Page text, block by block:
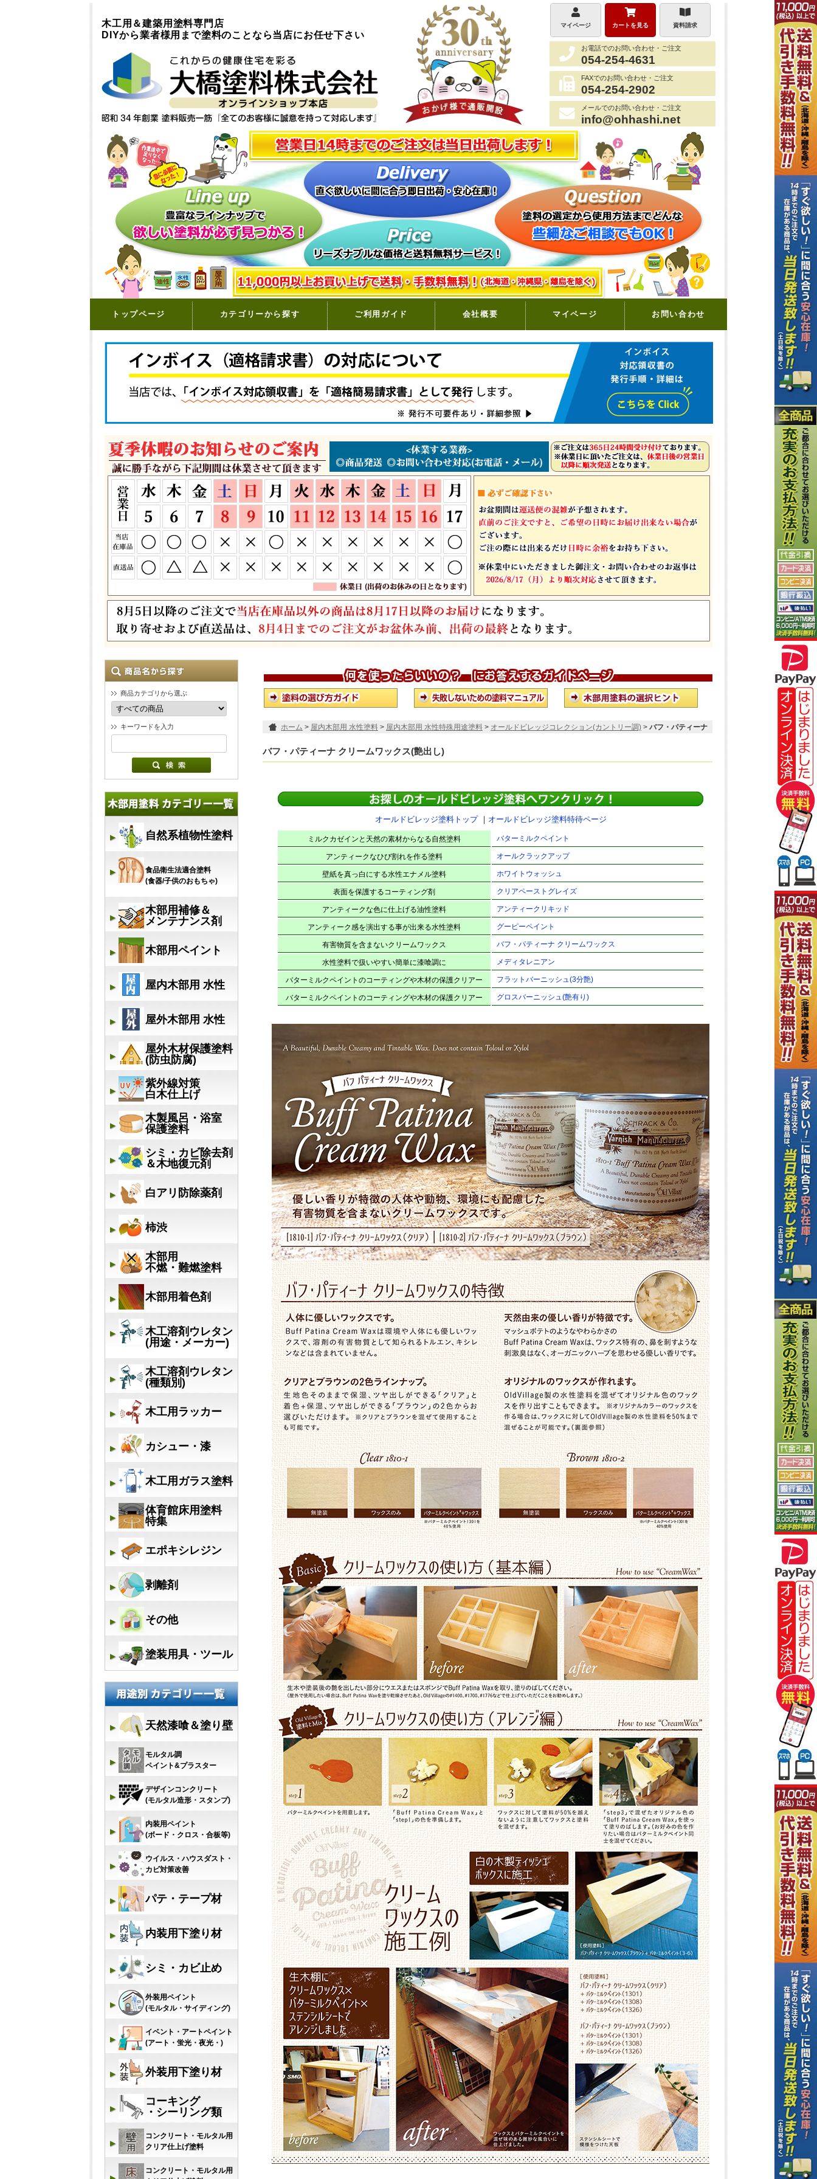
木工用＆建築用塗料専門店
DIYから業者様用まで塗料のことなら当店にお任せ下さい
マイページ カートを見る 資料請求
お電話でのお問い合わせ・ご注文
054-254-4631
FAXでのお問い合わせ・ご注文
054-254-2902
メールでのお問い合わせ・ご注文
info@ohhashi.net
トップページ カテゴリーから探す ご利用ガイド 会社概要 マイページ お問い合わせ
商品カテゴリから選ぶ
キーワードを入力 ホーム > 屋内木部用 水性塗料 > 屋内木部用 水性特殊用途塗料 > オールドビレッジコレクション(カントリー調) > バフ・パティーナ
バフ・パティーナ クリームワックス(艶出し)